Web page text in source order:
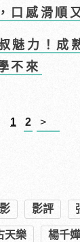
口感滑順
魅力！成
不來
1 2 >
影評
天樂 楊千嬅